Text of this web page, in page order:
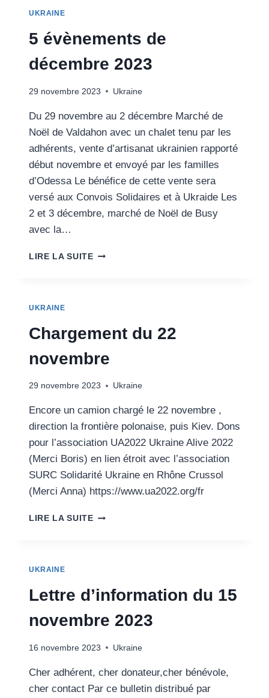
UKRAINE
5 évènements de
décembre 2023
29 novembre 2023 Ukraine
Du 29 novembre au 2 décembre Marché de
Noël de Valdahon avec un chalet tenu par les
adhérents, vente d’artisanat ukrainien rapporté
début novembre et envoyé par les familles
d’Odessa Le bénéfice de cette vente sera
versé aux Convois Solidaires et à Ukraide Les
2 et 3 décembre, marché de Noël de Busy
avec la…
LIRE LA SUITE5
UKRAINE
Chargement du 22
novembre
29 novembre 2023 Ukraine
Encore un camion chargé le 22 novembre ,
direction la frontière polonaise, puis Kiev. Dons
pour l’association UA2022 Ukraine Alive 2022
(Merci Boris) en lien étroit avec l’association
SURC Solidarité Ukraine en Rhône Crussol
(Merci Anna) https://www.ua2022.org/fr
LIRE LA SUITECHARGEMENT
UKRAINE
Lettre d’information du 15
novembre 2023
16 novembre 2023 Ukraine
Cher adhérent, cher donateur,cher bénévole,
cher contact Par ce bulletin distribué par